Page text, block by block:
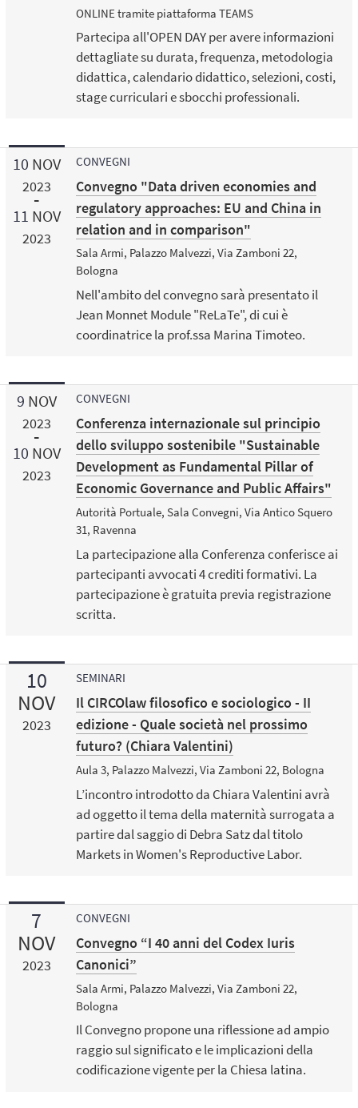
ONLINE tramite piattaforma TEAMS
Partecipa all'OPEN DAY per avere informazioni
dettagliate su durata, frequenza, metodologia
didattica, calendario didattico, selezioni, costi,
stage curriculari e sbocchi professionali.
10 NOV
2023
11 NOV
2023
CONVEGNI
Convegno "Data driven economies and
regulatory approaches: EU and China in
relation and in comparison"
Sala Armi, Palazzo Malvezzi, Via Zamboni 22,
Bologna
Nell'ambito del convegno sarà presentato il
Jean Monnet Module "ReLaTe", di cui è
coordinatrice la prof.ssa Marina Timoteo.
9 NOV
2023
10 NOV
2023
CONVEGNI
Conferenza internazionale sul principio
dello sviluppo sostenibile "Sustainable
Development as Fundamental Pillar of
Economic Governance and Public Affairs"
Autorità Portuale, Sala Convegni, Via Antico Squero
31, Ravenna
La partecipazione alla Conferenza conferisce ai
partecipanti avvocati 4 crediti formativi. La
partecipazione è gratuita previa registrazione
scritta.
10
NOV
2023
SEMINARI
Il CIRCOlaw filosofico e sociologico - II
edizione - Quale società nel prossimo
futuro? (Chiara Valentini)
Aula 3, Palazzo Malvezzi, Via Zamboni 22, Bologna
L’incontro introdotto da Chiara Valentini avrà
ad oggetto il tema della maternità surrogata a
partire dal saggio di Debra Satz dal titolo
Markets in Women's Reproductive Labor.
7
NOV
2023
CONVEGNI
Convegno “I 40 anni del Codex Iuris
Canonici”
Sala Armi, Palazzo Malvezzi, Via Zamboni 22,
Bologna
Il Convegno propone una riflessione ad ampio
raggio sul significato e le implicazioni della
codificazione vigente per la Chiesa latina.